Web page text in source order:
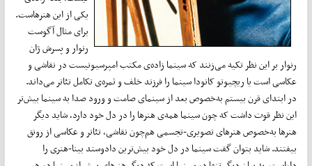
یکی از این هنرهاست.
برای مثال آگوست
رنوار و پسرش ژان
رنوار بر این نظر تکیه می‌زنند که سینما زاده‌ی مکتب امپرسیونیست در نقاشی و
عکاسی است یا ریچیوتو کانودا سینما را فرزند خلف و ثمره‌ی تکامل تئاتر می‌داند.
در ابتدای قرن بیستم به‌خصوص بعد ‌از سینمای صامت و ورود صدا به سینما بیش‌تر
این نظر قوت داشت که چون سینما همه‌ی هنرها را در دل خود دارد، شاید دیگر
هنرها به‌خصوص هنرهای تصویری-تجسمی هم‌چون نقاشی، تئاتر و عکاسی از رونق
بیفتند. شاید بتوان گفت سینما در دل خود بیش‌ترین دادوستد بینا-هنری را